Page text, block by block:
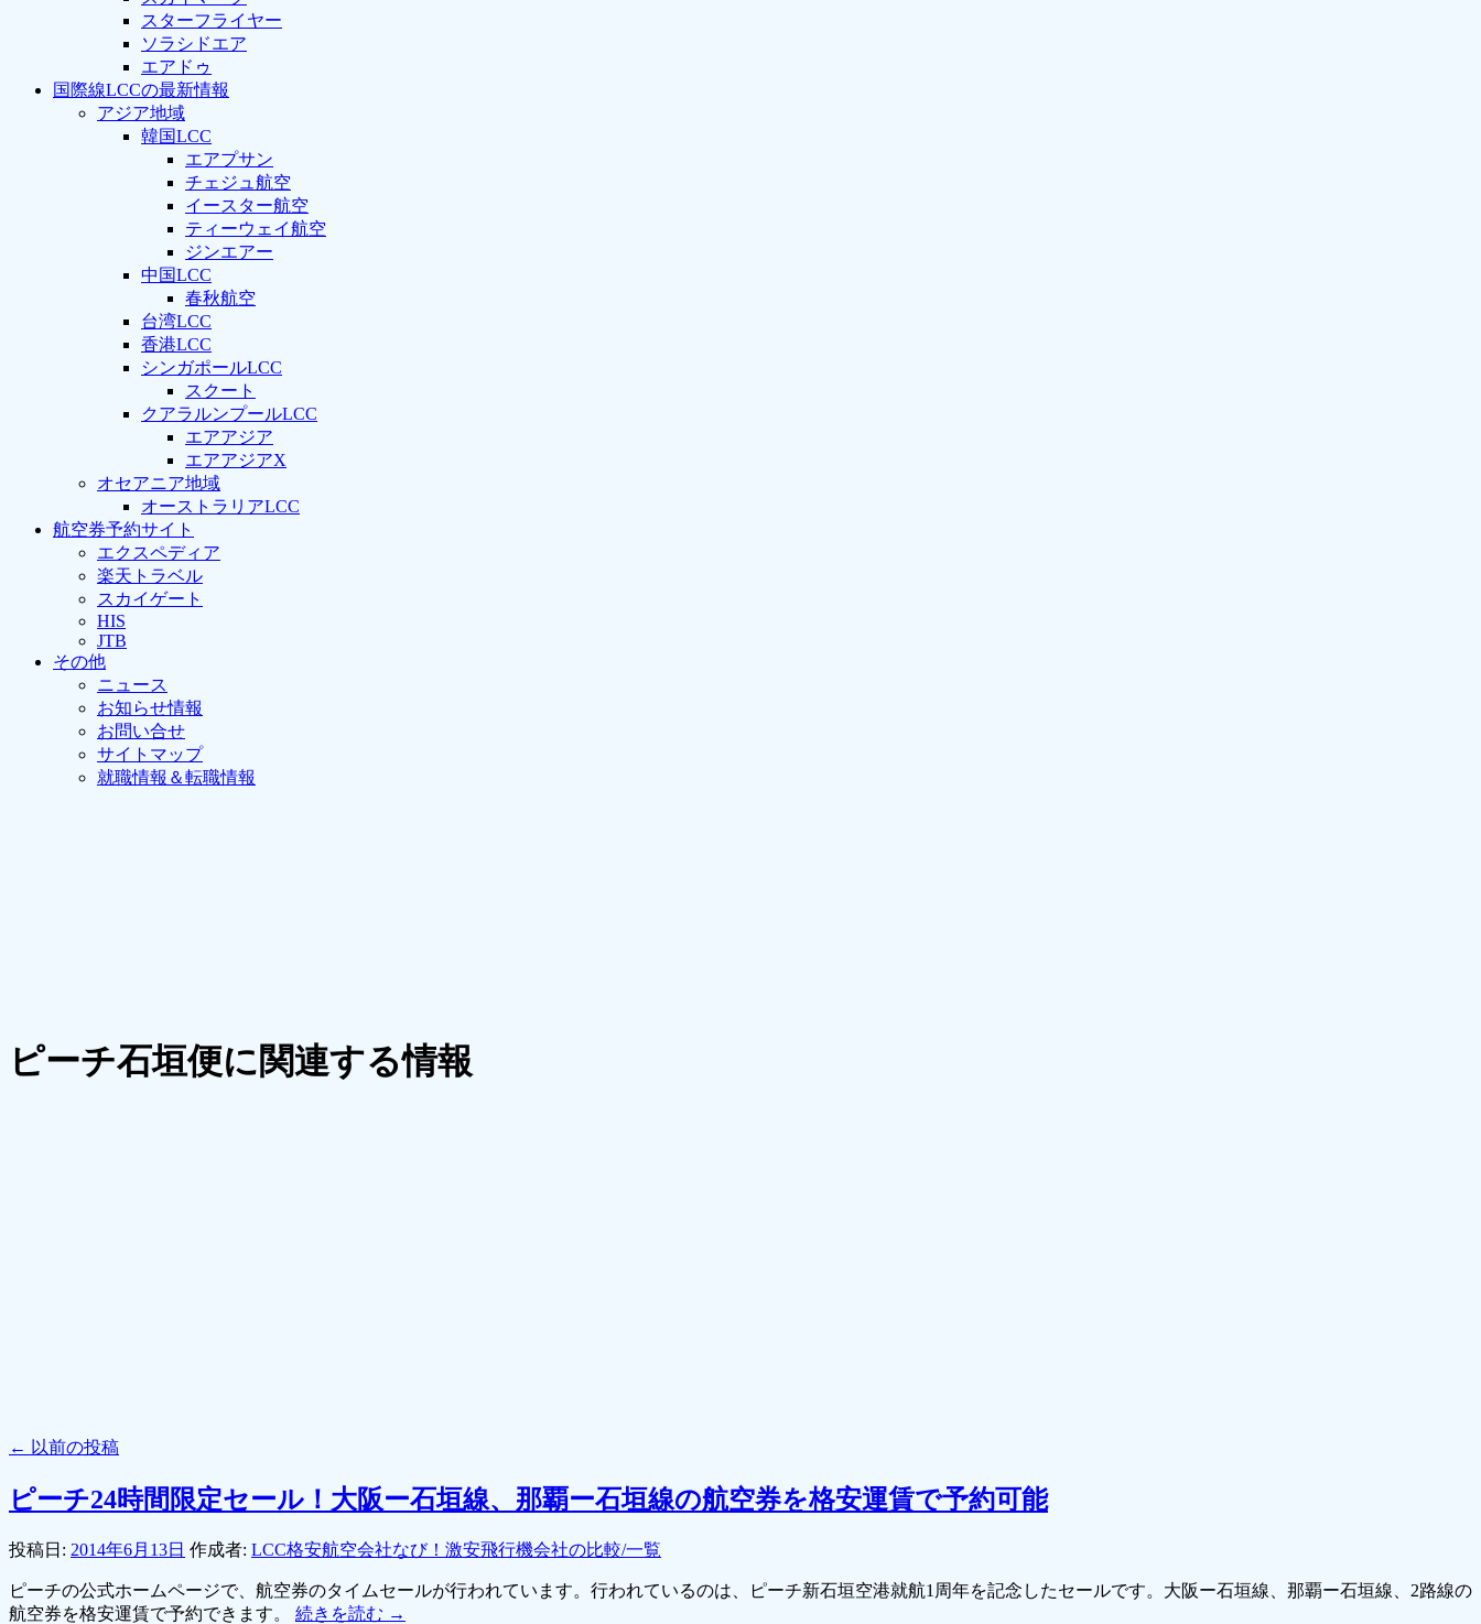
スターフライヤー
ソラシドエア
エアドゥ
国際線LCCの最新情報
アジア地域
韓国LCC
エアプサン
チェジュ航空
イースター航空
ティーウェイ航空
ジンエアー
中国LCC
春秋航空
台湾LCC
香港LCC
シンガポールLCC
スクート
クアラルンプールLCC
エアアジア
エアアジアX
オセアニア地域
オーストラリアLCC
航空券予約サイト
エクスペディア
楽天トラベル
スカイゲート
HIS
JTB
その他
ニュース
お知らせ情報
お問い合せ
サイトマップ
就職情報＆転職情報
ピーチ石垣便に関連する情報
← 以前の投稿
ピーチ24時間限定セール！大阪ー石垣線、那覇ー石垣線の航空券を格安運賃で予約可能
投稿日: 2014年6月13日 作成者: LCC格安航空会社なび！激安飛行機会社の比較/一覧
ピーチの公式ホームページで、航空券のタイムセールが行われています。行われているのは、ピーチ新石垣空港就航1周年を記念したセールです。大阪ー石垣線、那覇ー石垣線、2路線の
航空券を格安運賃で予約できます。 続きを読む →